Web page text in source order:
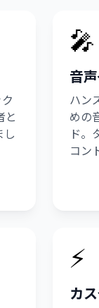
と
し
🎤
音
ハン
めの
ド。
コン
⚡
カ